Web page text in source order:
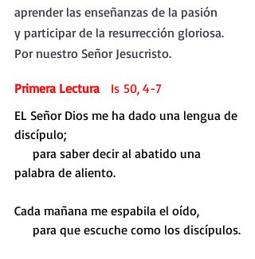
aprender las enseñanzas de la pasión
y participar de la resurrección gloriosa.
Por nuestro Señor Jesucristo.
Primera Lectura Is 50, 4-7
EL Señor Dios me ha dado una lengua de
discípulo;
para saber decir al abatido una
palabra de aliento.
Cada mañana me espabila el oído,
para que escuche como los discípulos.